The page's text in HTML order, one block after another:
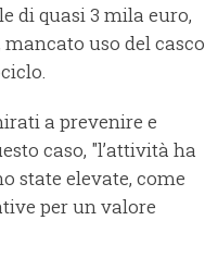
di quasi 3 mila euro,
uso del casco
a prevenire e
caso, "l’attività ha
state elevate, come
per un valore